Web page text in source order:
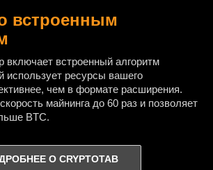
встроенным
включает встроенный алгоритм
использует ресурсы вашего
чем в формате расширения.
майнинга до 60 раз и позволяет
BTC.
О CRYPTOTAB